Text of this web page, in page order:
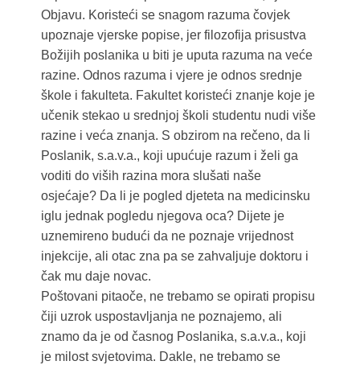
Objavu. Koristeći se snagom razuma čovjek
upoznaje vjerske popise, jer filozofija prisustva
Božijih poslanika u biti je uputa razuma na veće
razine. Odnos razuma i vjere je odnos srednje
škole i fakulteta. Fakultet koristeći znanje koje je
učenik stekao u srednjoj školi studentu nudi više
razine i veća znanja. S obzirom na rečeno, da li
Poslanik, s.a.v.a., koji upućuje razum i želi ga
voditi do viših razina mora slušati naše
osjećaje? Da li je pogled djeteta na medicinsku
iglu jednak pogledu njegova oca? Dijete je
uznemireno budući da ne poznaje vrijednost
injekcije, ali otac zna pa se zahvaljuje doktoru i
čak mu daje novac.
Poštovani pitaoče, ne trebamo se opirati propisu
čiji uzrok uspostavljanja ne poznajemo, ali
znamo da je od časnog Poslanika, s.a.v.a., koji
je milost svjetovima. Dakle, ne trebamo se